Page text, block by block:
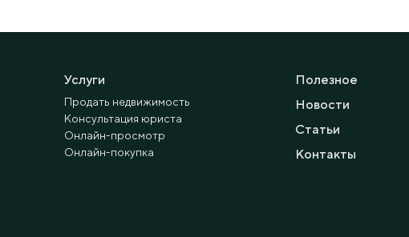
Услуги
Продать недвижимость
Консультация юриста
Онлайн-просмотр
Онлайн-покупка
Полезное
Новости
Статьи
Контакты